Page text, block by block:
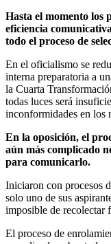
Hasta el momento los
eficiencia
todo el proceso de
En el oficialismo se
interna preparatoria a
la Cuarta
todas luces será
inconformidades en los
En la oposición, el
aún más complicado
para comunicarlo.
Iniciaron con procesos
solo uno de sus
imposible de recolectar
El proceso de